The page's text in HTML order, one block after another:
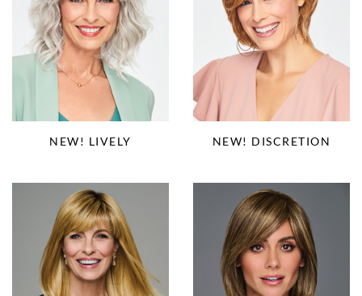
NEW! LIVELY NEW! DISCRETION